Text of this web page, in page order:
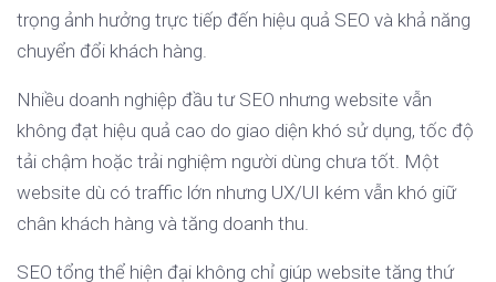
trọng ảnh hưởng trực tiếp đến hiệu quả SEO và khả năng
chuyển đổi khách hàng.
Nhiều doanh nghiệp đầu tư SEO nhưng website vẫn
không đạt hiệu quả cao do giao diện khó sử dụng, tốc độ
tải chậm hoặc trải nghiệm người dùng chưa tốt. Một
website dù có traffic lớn nhưng UX/UI kém vẫn khó giữ
chân khách hàng và tăng doanh thu.
SEO tổng thể hiện đại không chỉ giúp website tăng thứ